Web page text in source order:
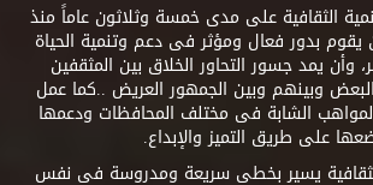
الثقافية على مدى خمسة وثلاثون عاماً منذ
عام 1989 أن يقوم بدور فعال ومؤثر فى دعم وتنمية الحياة
وأن يمد جسور التحاور الخلاق بين المثقفين
وبينهم وبين الجمهور العريض ..كما عمل
الشابة فى مختلف المحافظات ودعمها
على طريق التميز والإبداع.
يسير بخطى سريعة ومدروسة فى نفس